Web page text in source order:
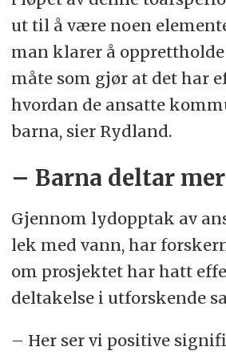
ut til å være noen
man klarer å
måte som gjør at det har
hvordan de ansatte
barna, sier Rydland.
– Barna deltar
Gjennom lydopptak av
lek med vann, har
om prosjektet har hatt
deltakelse i utforskende
– Her ser vi positive